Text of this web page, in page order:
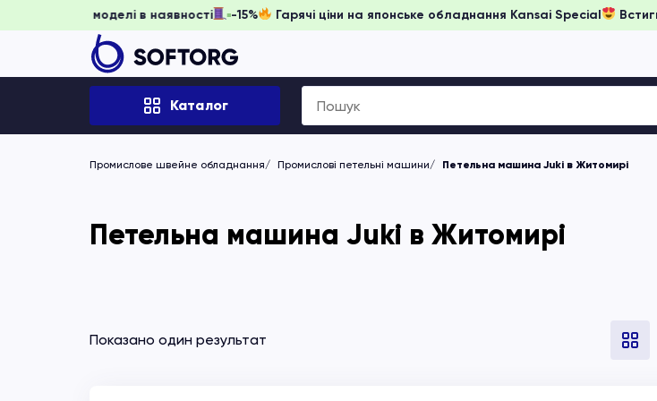
забронювати, доки моделі в наявності -15% Гарячі ціни на японське обладнання Kansai Special
Каталог
Search
for:
Промислове швейне обладнання Промислові петельні машини Петельна машина Juki в Житомирі
Петельна машина Juki в Житомирі
Показано один результат